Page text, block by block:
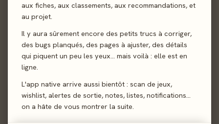
aux fiches, aux classements, aux recommandations, et
au projet.
Il y aura sûrement encore des petits trucs à corriger,
des bugs planqués, des pages à ajuster, des détails
qui piquent un peu les yeux… mais voilà : elle est en
ligne.
L'app native arrive aussi bientôt : scan de jeux,
wishlist, alertes de sortie, notes, listes, notifications…
on a hâte de vous montrer la suite.
Sortie 24 février 2023
Auteur Nate French
Illustration Tony Foti·Kevin Childress